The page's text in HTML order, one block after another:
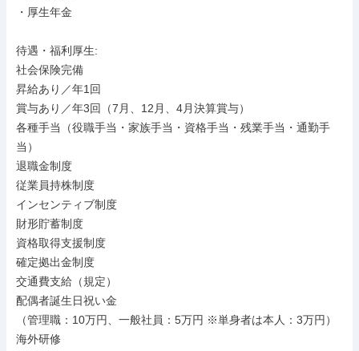
・厚生年金
待遇・福利厚生:
社会保険完備
昇給あり／年1回
賞与あり／年3回（7月、12月、4月決算賞与）
各種手当（役職手当・家族手当・資格手当・残業手当・通勤手
当）
退職金制度
従業員持株制度
インセンティブ制度
財形貯蓄制度
資格取得支援制度
確定拠出金制度
交通費支給（規定）
配偶者誕生日祝い金
（管理職：10万円、一般社員：5万円 ※単身者は本人：3万円）
海外研修